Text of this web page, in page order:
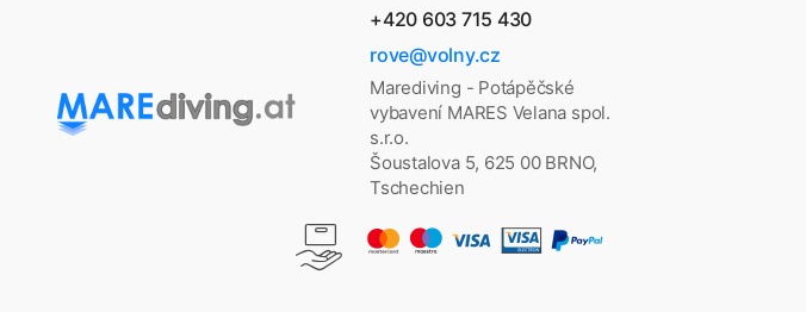
+420 603 715 430
rove@volny.cz
Marediving - Potápěčské
vybavení MARES Velana spol.
s.r.o.
Šoustalova 5, 625 00 BRNO,
Tschechien